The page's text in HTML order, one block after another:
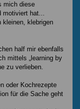
mich diese
motiviert hat...
kleinen, klebrigen
half mir ebenfalls
mittels „learning by
zu verlieben.
oder Kochrezepte
für die Sache geht